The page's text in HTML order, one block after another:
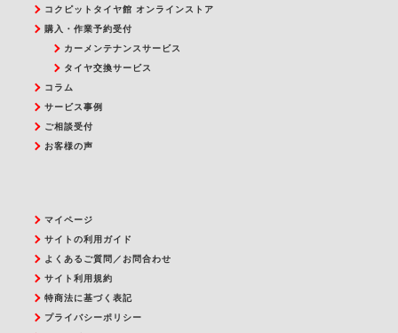
コクピットタイヤ館 オンラインストア
購入・作業予約受付
カーメンテナンスサービス
タイヤ交換サービス
コラム
サービス事例
ご相談受付
お客様の声
マイページ
サイトの利用ガイド
よくあるご質問／お問合わせ
サイト利用規約
特商法に基づく表記
プライバシーポリシー